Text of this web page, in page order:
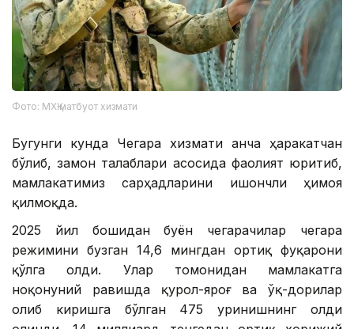
Фото: МХҚ матбуот хизмати
Бугунги кунда Чегара хизмати анча ҳаракатчан
бўлиб, замон талаблари асосида фаолият юритиб,
мамлакатимиз сарҳадларини ишончли ҳимоя
қилмоқда.
2025 йил бошидан буён чегарачилар чегара
режимини бузган 14,6 мингдан ортиқ фуқарони
қўлга олди. Улар томонидан мамлакатга
ноқонуний равишда қурол-яроғ ва ўқ-дорилар
олиб киришга бўлган 475 уринишнинг олди